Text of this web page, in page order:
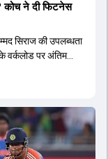
कोच ने दी फिटनेस
सिराज की उपलब्धता
वर्कलोड पर अंतिम